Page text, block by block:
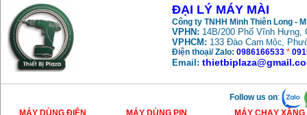
Giá:
Máy mài FEG-911A
(100mm)
Giá:760000
plasma Hồng ký
ĐẠI LÝ MÁY MÀI
Công ty TNHH Minh Thiên Long -
VPHN: 14B/200 Phố Vĩnh Hưng,
VPHCM: 133 Đào Cam Mộc,
Điện thoại/ Zalo: 0986166533 *
Email:
Follow us on:
MÁY DÙNG ĐIỆN
MÁY DÙNG PIN
MÁY CHẠY